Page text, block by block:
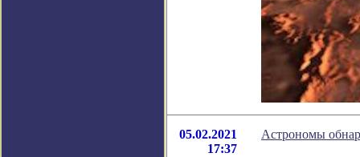
05.02.2021
17:37
Астрономы